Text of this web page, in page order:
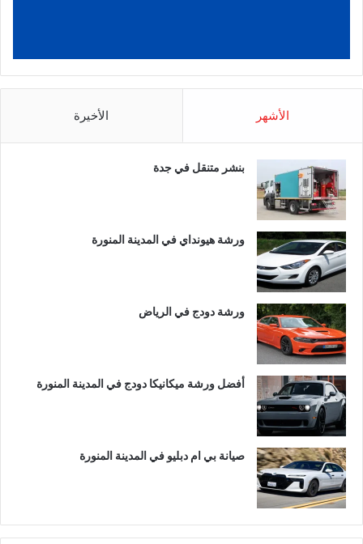
الأشهر الأخيرة
بنشر متنقل في جدة
ورشة هيونداي في المدينة المنورة
ورشة دودج في الرياض
أفضل ورشة ميكانيكا دودج في المدينة المنورة
صيانة بي ام دبليو في المدينة المنورة